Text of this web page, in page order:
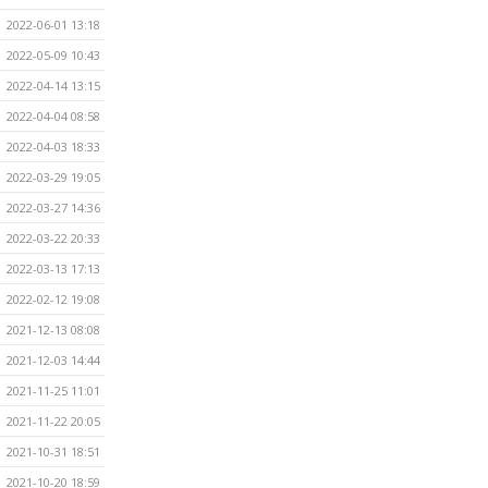
2022-06-01 13:18
2022-05-09 10:43
2022-04-14 13:15
2022-04-04 08:58
2022-04-03 18:33
2022-03-29 19:05
2022-03-27 14:36
2022-03-22 20:33
2022-03-13 17:13
2022-02-12 19:08
2021-12-13 08:08
2021-12-03 14:44
2021-11-25 11:01
2021-11-22 20:05
2021-10-31 18:51
2021-10-20 18:59